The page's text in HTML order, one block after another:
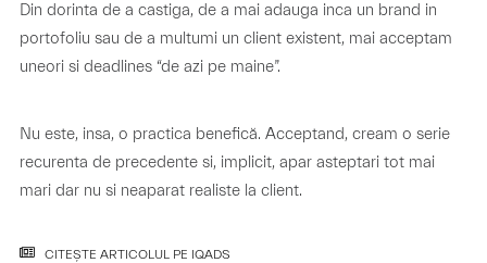
Din dorinta de a castiga, de a mai adauga inca un brand in
portofoliu sau de a multumi un client existent, mai acceptam
uneori si deadlines “de azi pe maine”.
Nu este, insa, o practica benefică. Acceptand, cream o serie
recurenta de precedente si, implicit, apar asteptari tot mai
mari dar nu si neaparat realiste la client.
CITEȘTE ARTICOLUL PE IQADS